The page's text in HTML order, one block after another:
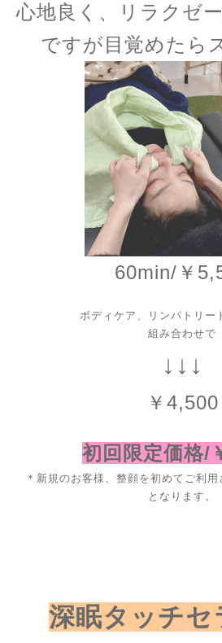
心地良く、リラクゼ
ですが目覚めたら
60min/￥
ボディケア、リンパトリー
組み合わせで
↓↓↓
￥4,500
初回限定価格/
＊新規のお客様、整顔を初めてご利
となります。
深眠タッチ